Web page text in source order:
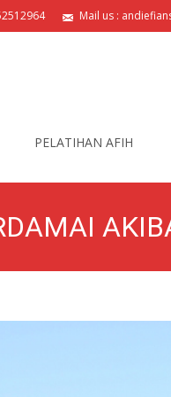
Mail us :
PELATIHAN AFIH